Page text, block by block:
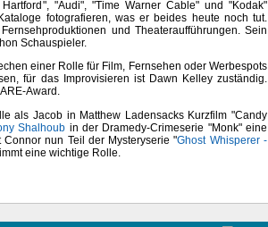
"Audi", "Time Warner Cable" und "Kodak"
fotografieren, was er beides heute noch tut.
und Theateraufführungen. Sein
Schauspieler.
einer Rolle für Film, Fernsehen oder Werbespots
für das Improvisieren ist Dawn Kelley zuständig.
Award.
als Jacob in Matthew Ladensacks Kurzfilm "Candy
Shalhoub in der Dramedy-Crimeserie "Monk" eine
nun Teil der Mysteryserie "Ghost Whisperer -
eine wichtige Rolle.